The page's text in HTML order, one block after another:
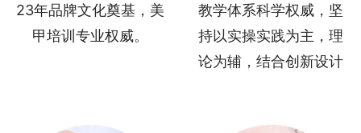
23年品牌文化奠基，美
甲培训专业权威。
教学体系科学权威，坚
持以实操实践为主，理
论为辅，结合创新设计